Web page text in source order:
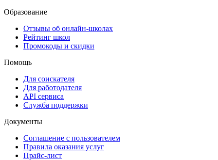
Образование
Отзывы об онлайн-школах
Рейтинг школ
Промокоды и скидки
Помощь
Для соискателя
Для работодателя
API сервиса
Служба поддержки
Документы
Соглашение с пользователем
Правила оказания услуг
Прайс-лист